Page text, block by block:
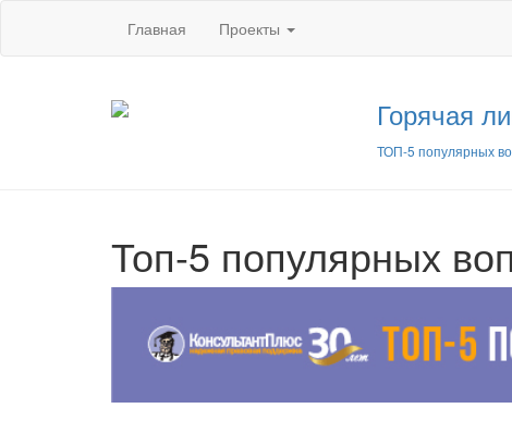
Главная Проекты
Горячая
ТОП-5 популярных
Топ-5 популярных